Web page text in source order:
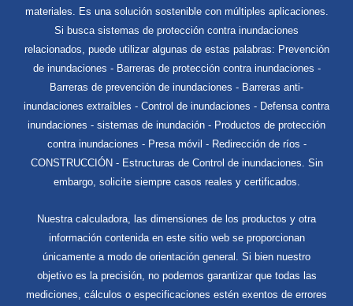
materiales. Es una solución sostenible con múltiples aplicaciones.
Si busca sistemas de protección contra inundaciones
relacionados, puede utilizar algunas de estas palabras: Prevención
de inundaciones - Barreras de protección contra inundaciones -
Barreras de prevención de inundaciones - Barreras anti-
inundaciones extraíbles - Control de inundaciones - Defensa contra
inundaciones - sistemas de inundación - Productos de protección
contra inundaciones - Presa móvil - Redirección de ríos -
CONSTRUCCIÓN - Estructuras de Control de inundaciones. Sin
embargo, solicite siempre casos reales y certificados.
Nuestra calculadora, las dimensiones de los productos y otra
información contenida en este sitio web se proporcionan
únicamente a modo de orientación general. Si bien nuestro
objetivo es la precisión, no podemos garantizar que todas las
mediciones, cálculos o especificaciones estén exentos de errores